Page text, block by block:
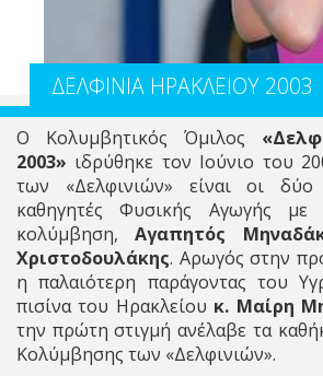
ΔΕΛΦΙΝΙΑ ΗΡΑΚΛΕΙΟΥ 2003
Ο Κολυμβητικός Όμιλος
2003» ιδρύθηκε τον Ιούνιο του
των «Δελφινιών» είναι οι δύο
καθηγητές Φυσικής Αγωγής με
κολύμβηση,Αγαπητός
Χριστοδουλάκης. Αρωγός στην
η παλαιότερη παράγοντας του
πισίνα του Ηρακλείου κ. Μαίρη
την πρώτη στιγμή ανέλαβε τα
Κολύμβησης των «Δελφινιών».